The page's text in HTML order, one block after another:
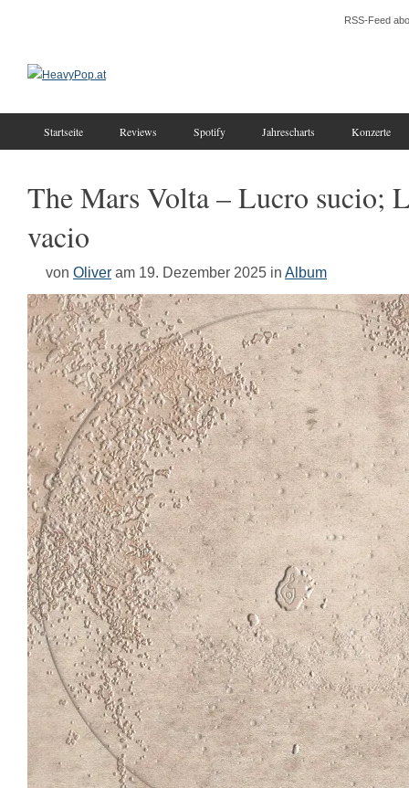
RSS-Feed
Startseite Reviews Spotify Jahrescharts Konzerte
The Mars Volta – Lucro sucio;
vacio
von Oliver am 19. Dezember 2025 in Album